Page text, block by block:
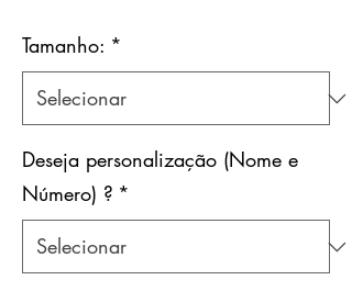
Tamanho: *
Deseja personalização (Nome e
Número) ? *